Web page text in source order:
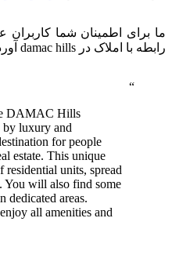
ما برای اطمینان شما کاربران
رابطه با املاک در damac hills آورده ایم:
DAMAC Hills
by luxury and
for people
estate. This unique
units, spread
You will also find some
dedicated areas.
all amenities and